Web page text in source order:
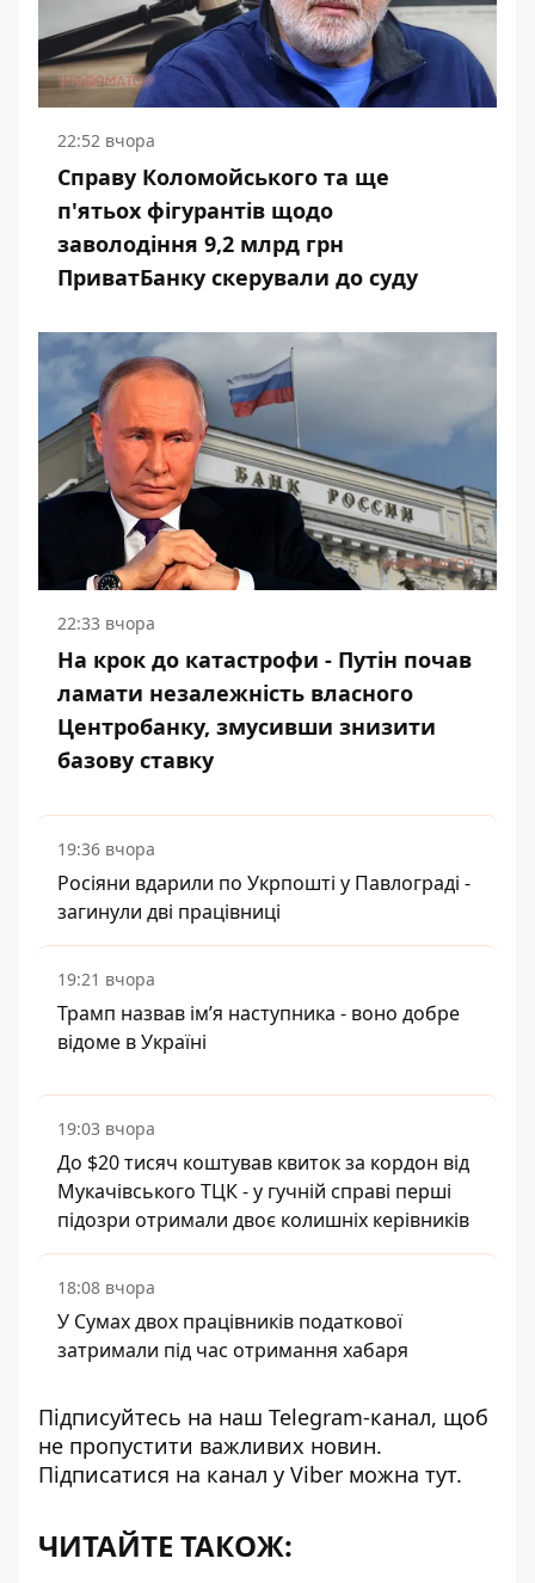
22:52 вчора
Справу Коломойського та ще
п'ятьох фігурантів щодо
заволодіння 9,2 млрд грн
ПриватБанку скерували до суду
22:33 вчора
На крок до катастрофи - Путін почав
ламати незалежність власного
Центробанку, змусивши знизити
базову ставку
19:36 вчора
Росіяни вдарили по Укрпошті у Павлограді -
загинули дві працівниці
19:21 вчора
Трамп назвав імʼя наступника - воно добре
відоме в Україні
19:03 вчора
До $20 тисяч коштував квиток за кордон від
Мукачівського ТЦК - у гучній справі перші
підозри отримали двоє колишніх керівників
18:08 вчора
У Сумах двох працівників податкової
затримали під час отримання хабаря
Підписуйтесь на наш Telegram-канал, щоб
не пропустити важливих новин.
Підписатися на канал у Viber можна тут.
ЧИТАЙТЕ ТАКОЖ: